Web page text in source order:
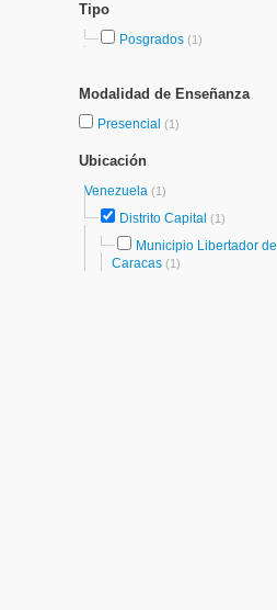
Tipo
Posgrados (1)
Modalidad de Enseñanza
Presencial (1)
Ubicación
Venezuela (1)
Distrito Capital (1)
Municipio Libertador de
Caracas (1)